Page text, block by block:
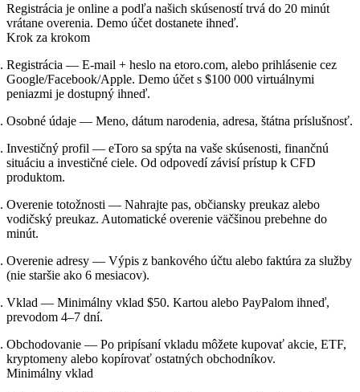
Registrácia je online a podľa našich skúseností trvá do 20 minút
vrátane overenia. Demo účet dostanete ihneď.
Krok za krokom
Registrácia — E-mail + heslo na etoro.com, alebo prihlásenie cez
Google/Facebook/Apple. Demo účet s $100 000 virtuálnymi
peniazmi je dostupný ihneď.
Osobné údaje — Meno, dátum narodenia, adresa, štátna príslušnosť.
Investičný profil — eToro sa spýta na vaše skúsenosti, finančnú
situáciu a investičné ciele. Od odpovedí závisí prístup k CFD
produktom.
Overenie totožnosti — Nahrajte pas, občiansky preukaz alebo
vodičský preukaz. Automatické overenie väčšinou prebehne do
minút.
Overenie adresy — Výpis z bankového účtu alebo faktúra za služby
(nie staršie ako 6 mesiacov).
Vklad — Minimálny vklad $50. Kartou alebo PayPalom ihneď,
prevodom 4–7 dní.
Obchodovanie — Po pripísaní vkladu môžete kupovať akcie, ETF,
kryptomeny alebo kopírovať ostatných obchodníkov.
Minimálny vklad